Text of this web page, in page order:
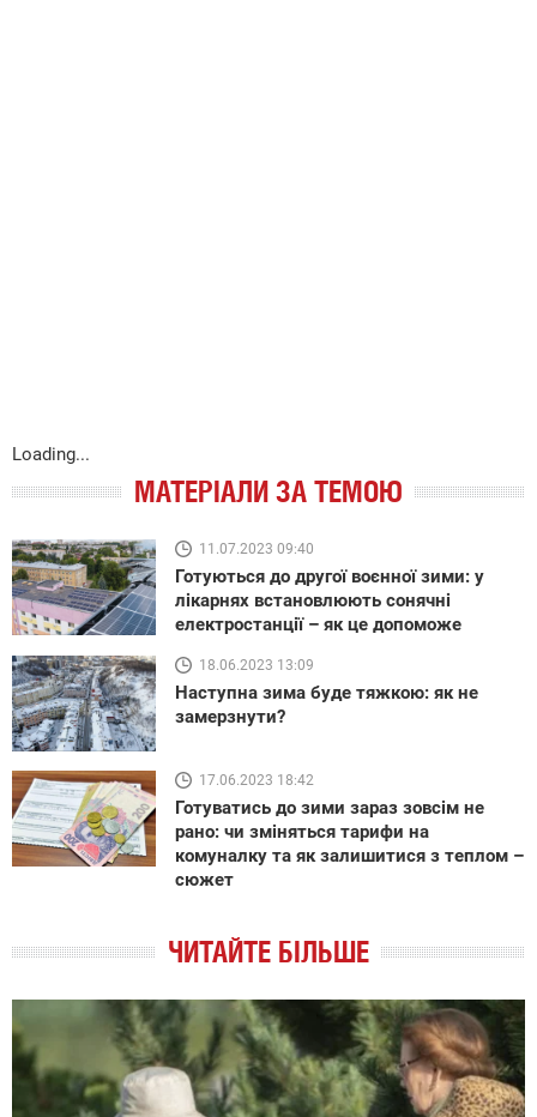
Loading...
МАТЕРІАЛИ ЗА ТЕМОЮ
11.07.2023 09:40
Готуються до другої воєнної зими: у
лікарнях встановлюють сонячні
електростанції – як це допоможе
18.06.2023 13:09
Наступна зима буде тяжкою: як не
замерзнути?
17.06.2023 18:42
Готуватись до зими зараз зовсім не
рано: чи зміняться тарифи на
комуналку та як залишитися з теплом –
сюжет
ЧИТАЙТЕ БІЛЬШЕ